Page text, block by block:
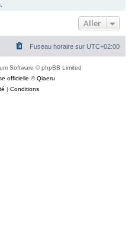
Aller
Fuseau horaire sur UTC+02:00
Software © phpBB Limited
officielle ©Qiaeru
| Conditions